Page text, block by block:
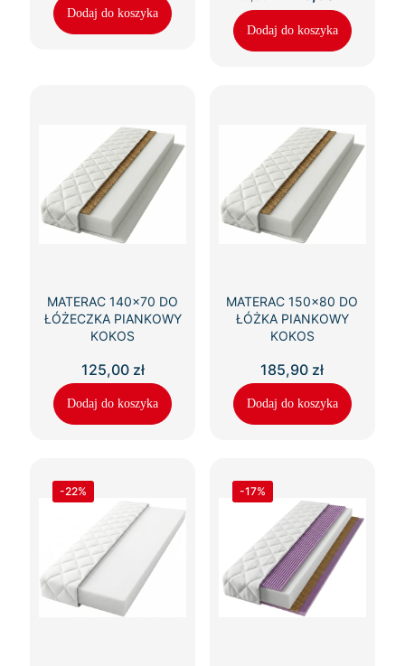
wynosiła:
80,19 zł.
wynosi:
76,89 zł.
Dodaj do koszyka
cena
wynosiła:
131,89 zł.
wynosi:
115,50
Dodaj do koszyka
MATERAC 140×70 DO
ŁÓŻECZKA PIANKOWY
KOKOS
125,00 zł
Dodaj do koszyka
MATERAC 150×80 DO
ŁÓŻKA PIANKOWY
KOKOS
185,90 zł
Dodaj do koszyka
-22% -17%